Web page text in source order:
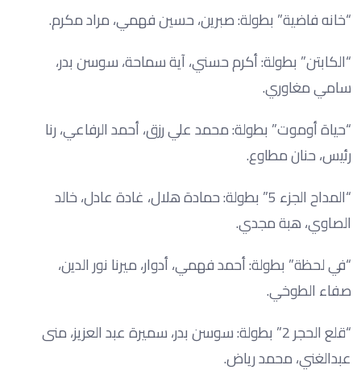
“خانه فاضية” بطولة: صبرين، حسين فهمي، مراد مكرم.
“الكابتن” بطولة: أكرم حسني، آية سماحة، سوسن بدر،
سامي مغاوري.
“حياة أوموت” بطولة: محمد علي رزق، أحمد الرفاعي، رنا
رئيس، حنان مطاوع.
“المداح الجزء 5” بطولة: حمادة هلال، غادة عادل، خالد
الصاوي، هبة مجدي.
“في لحظة” بطولة: أحمد فهمي، أدوار، ميرنا نور الدين،
صفاء الطوخي.
“قلع الحجر 2” بطولة: سوسن بدر، سميرة عبد العزيز، منى
عبدالغني، محمد رياض.